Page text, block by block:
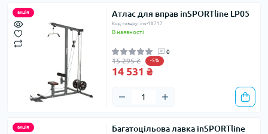
акція Атлас для вправ inSPORTline LP05
Код товару: ins-18717
В наявності
0
15 295 ₴ -5%
14 531 ₴
акція
Багатоцільова лавка inSPORTline